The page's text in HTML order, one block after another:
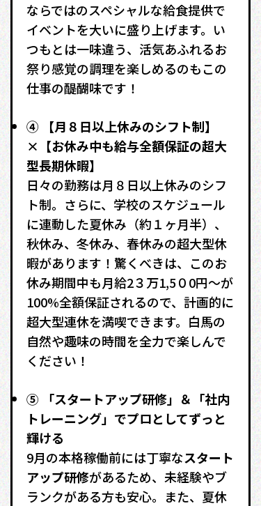
ならではのスペシャルな給食提供で
イベントを大いに盛り上げます。い
つもとは一味違う、活気あふれるお
祭り感覚の調理を楽しめるのもこの
仕事の醍醐味です！
④ 【月８日以上休みのシフト制】
×【お休み中も給与全額保証の超大
型長期休暇】
日々の勤務は月８日以上休みのシフ
ト制。さらに、学校のスケジュール
に連動した夏休み（約１ヶ月半） 、
秋休み、冬休み、春休みの超大型休
暇があります！驚くべきは、このお
休み期間中も月給2３万1,5０0円〜が
100%全額保証されるので、 計画的に
超大型連休を満喫できます。白馬の
自然や趣味の時間を全力で楽しんで
ください！
⑤ 「スタートアップ研修」＆「社内
トレーニング」でプロとしてずっと
輝ける
9月の本格稼働前には丁寧なスタート
アップ研修があるため、未経験やブ
ランクがある方も安心。また、夏休